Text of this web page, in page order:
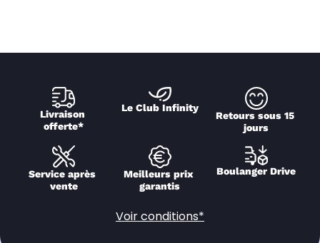
Livraison
offerte*
Le Club Infinity
Retours sous 15
jours
Service après
vente
Meilleurs prix
garantis
Boulanger Drive
Voir conditions*